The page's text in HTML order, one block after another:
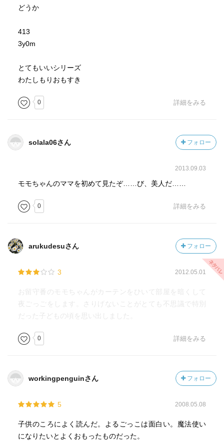
どうか
413
3y0m
とてもいいシリーズ
わたしもりおもすき
0 詳細をみる
solala06さん フォロー
2013.09.03
モモちゃんのママを初めて見たぞ……び、美人だ……
0 詳細をみる
arukudesuさん フォロー
3 2012.05.01
お留守番のモモちゃんがカーテンをひいて部屋を暗くして
夜ごっごをします。さりげないことがとても不思議で特別
だった子どもの頃を思い出しました。
0 詳細をみる
workingpenguinさん フォロー
5 2008.05.08
子供のころによく読んだ。よるごっこは面白い。魔法使い
になりたいとよくおもったものだった。